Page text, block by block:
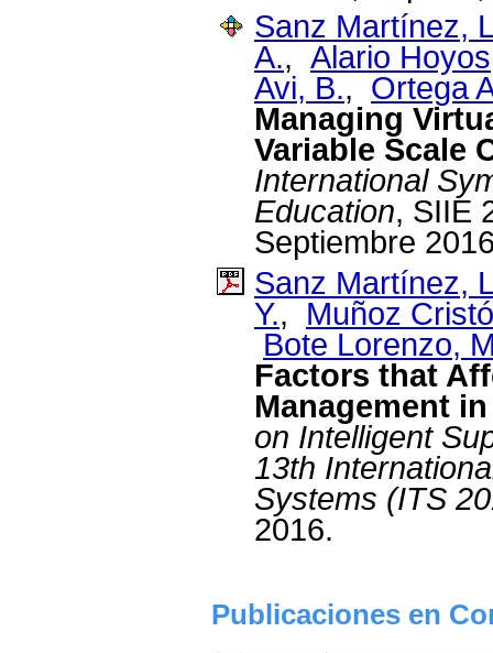
Sanz Martínez,
A., Alario
Avi, B., Ortega
Managing
Variable Scale
International
Education, SIIE
Septiembre
Sanz Martínez,
Y., Muñoz
Bote Lorenzo,
Factors that
Management
on Intelligent
13th
Systems (ITS
2016.
Publicaciones en